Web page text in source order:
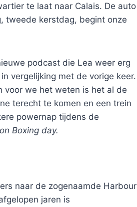
te laat naar Calais. De auto
tweede kerstdag, begint onze
podcast die Lea weer erg
vergelijking met de vorige keer.
voor we het weten is het al de
terecht te komen en een trein
powernap tijdens de
Boxing day.
naar de zogenaamde Harbour
jaren is